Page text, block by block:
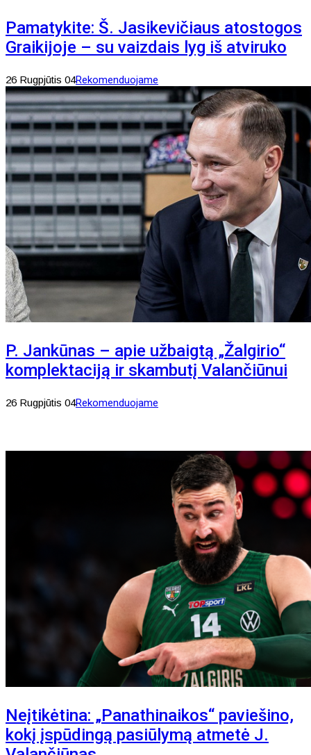
Pamatykite: Š. Jasikevičiaus atostogos
Graikijoje – su vaizdais lyg iš atviruko
26 Rugpjūtis 04Rekomenduojame
P. Jankūnas – apie užbaigtą „Žalgirio“
komplektaciją ir skambutį Valančiūnui
26 Rugpjūtis 04Rekomenduojame
Neįtikėtina: „Panathinaikos“ paviešino,
kokį įspūdingą pasiūlymą atmetė J.